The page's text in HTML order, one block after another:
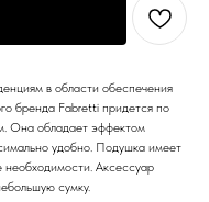
в области обеспечения
бренда Fabretti придется по
Она обладает эффектом
удобно. Подушка имеет
Аксессуар
сумку.